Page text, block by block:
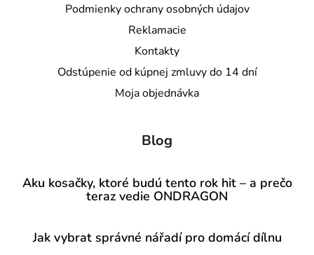
Podmienky ochrany osobných údajov
Reklamacie
Kontakty
Odstúpenie od kúpnej zmluvy do 14 dní
Moja objednávka
Blog
Aku kosačky, ktoré budú tento rok hit – a prečo
teraz vedie ONDRAGON
Jak vybrat správné nářadí pro domácí dílnu